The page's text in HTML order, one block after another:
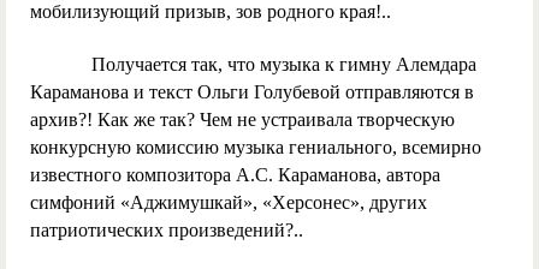
мобилизующий призыв, зов родного края!..
Получается так, что музыка к гимну Алемдара
Караманова и текст Ольги Голубевой отправляются в
архив?! Как же так? Чем не устраивала творческую
конкурсную комиссию музыка гениального, всемирно
известного композитора А.С. Караманова, автора
симфоний «Аджимушкай», «Херсонес», других
патриотических произведений?..